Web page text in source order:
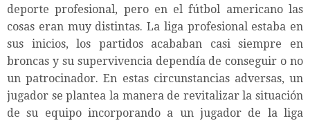
deporte profesional, pero en el fútbol americano las
cosas eran muy distintas. La liga profesional estaba en
sus inicios, los partidos acababan casi siempre en
broncas y su supervivencia dependía de conseguir o no
un patrocinador. En estas circunstancias adversas, un
jugador se plantea la manera de revitalizar la situación
de su equipo incorporando a un jugador de la liga